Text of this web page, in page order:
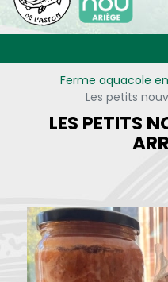
Ferme aquacole
Les petits
LES PETITS